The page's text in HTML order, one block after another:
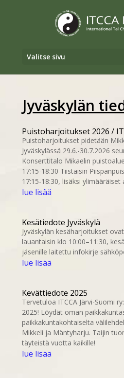
Valitse sivu
Jyväskylän
Puistoharjoitukset 2026 /
Puistoharjoitukset pidetään
Jyväskylässä 29.6.-30.7.2026
Konserttitalo Mikaelin
17:15-18:30 Tiistaisin
17:15-18:30, lisäksi
lue lisää
Kesätiedote Jyväskylä
Jyväskylän kesäharjoitukset
lauantaisin klo 10:00–11:30,
jäsenille laitettu infokirje
lue lisää
Kevättiedote 2025
Tervetuloa ITCCA Järvi-Suomi
2025! Löydät oman
paikkakuntakohtaiselta
Mikkeli ja Mäntyharju. Taijin
täyteistä vuotta kaikille!
lue lisää